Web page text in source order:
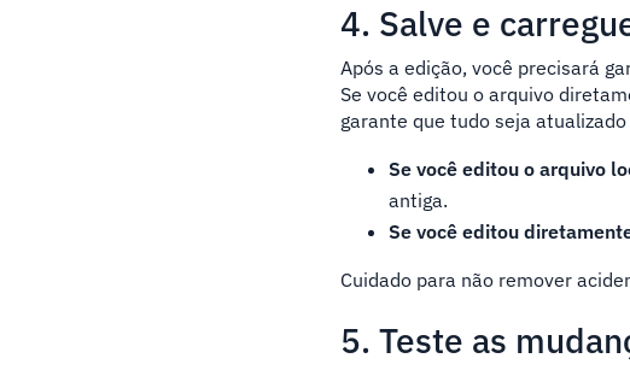
4. Salve e
Após a edição, você precisará
Se você editou o arquivo
garante que tudo seja
Se você editou o arquivo
antiga.
Se você editou
Cuidado para não remover
5. Teste as